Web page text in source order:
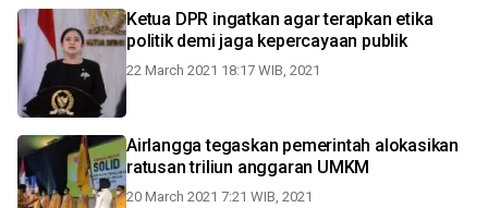
Ketua DPR ingatkan agar terapkan etika
politik demi jaga kepercayaan publik
22 March 2021 18:17 WIB, 2021
Airlangga tegaskan pemerintah alokasikan
ratusan triliun anggaran UMKM
20 March 2021 7:21 WIB, 2021